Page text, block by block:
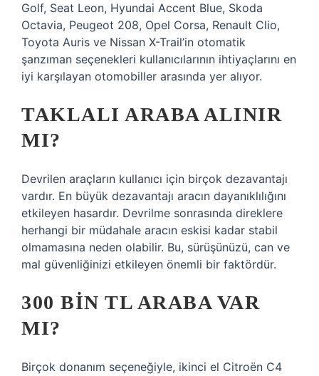
Golf, Seat Leon, Hyundai Accent Blue, Skoda
Octavia, Peugeot 208, Opel Corsa, Renault Clio,
Toyota Auris ve Nissan X-Trail’in otomatik
şanzıman seçenekleri kullanıcılarının ihtiyaçlarını en
iyi karşılayan otomobiller arasında yer alıyor.
TAKLALI ARABA ALINIR
MI?
Devrilen araçların kullanıcı için birçok dezavantajı
vardır. En büyük dezavantajı aracın dayanıklılığını
etkileyen hasardır. Devrilme sonrasında direklere
herhangi bir müdahale aracın eskisi kadar stabil
olmamasına neden olabilir. Bu, sürüşünüzü, can ve
mal güvenliğinizi etkileyen önemli bir faktördür.
300 BIN TL ARABA VAR
MI?
Birçok donanım seçeneğiyle, ikinci el Citroën C4